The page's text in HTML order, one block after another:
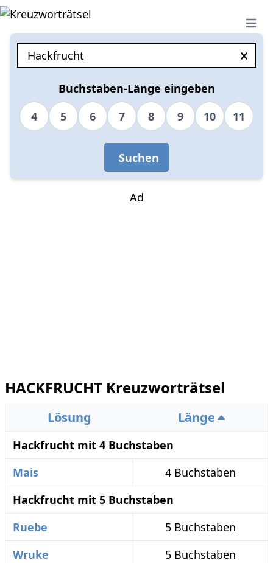
Open
Buchstaben-Länge eingeben
4
5 6 7 8 9 10 11
Suchen
Ad
HACKFRUCHT Kreuzworträtsel
Lösung Länge
Hackfrucht mit 4 Buchstaben
Mais
4 Buchstaben
Hackfrucht mit 5 Buchstaben
Ruebe
5 Buchstaben
Wruke
5 Buchstaben